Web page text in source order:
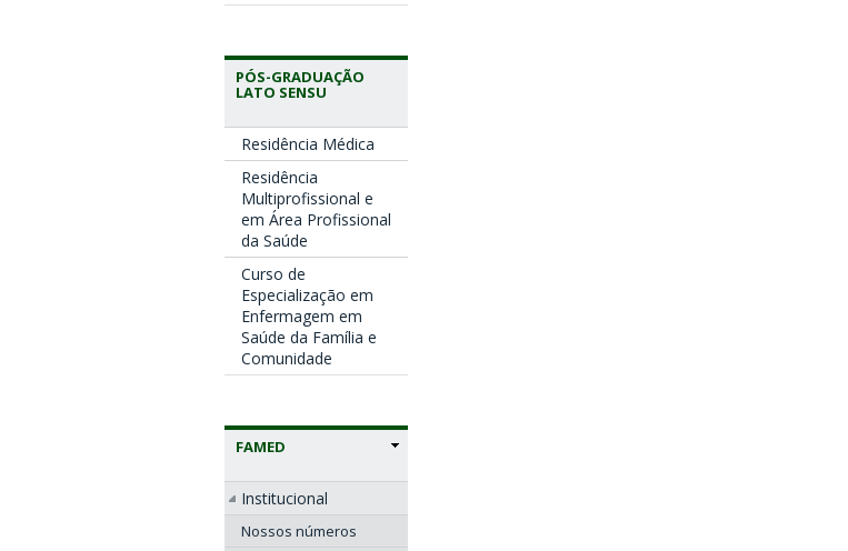
PÓS-GRADUAÇÃO
LATO SENSU
Residência Médica
Residência
Multiprofissional e
em Área Profissional
da Saúde
Curso de
Especialização em
Enfermagem em
Saúde da Família e
Comunidade
FAMED
Institucional
Nossos números